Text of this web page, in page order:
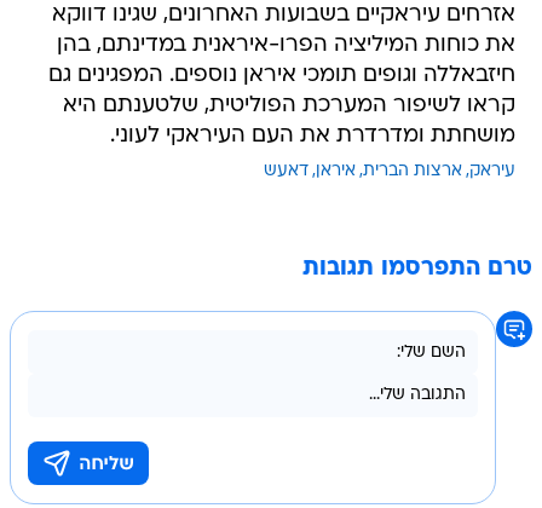
אזרחים עיראקיים בשבועות האחרונים, שגינו דווקא
את כוחות המיליציה הפרו-איראנית במדינתם, בהן
חיזבאללה וגופים תומכי איראן נוספים. המפגינים גם
קראו לשיפור המערכת הפוליטית, שלטענתם היא
מושחתת ומדרדרת את העם העיראקי לעוני.
עיראק ארצות הברית איראן דאעש
טרם התפרסמו תגובות